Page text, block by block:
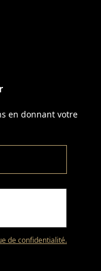
en donnant votre
de confidentialité.